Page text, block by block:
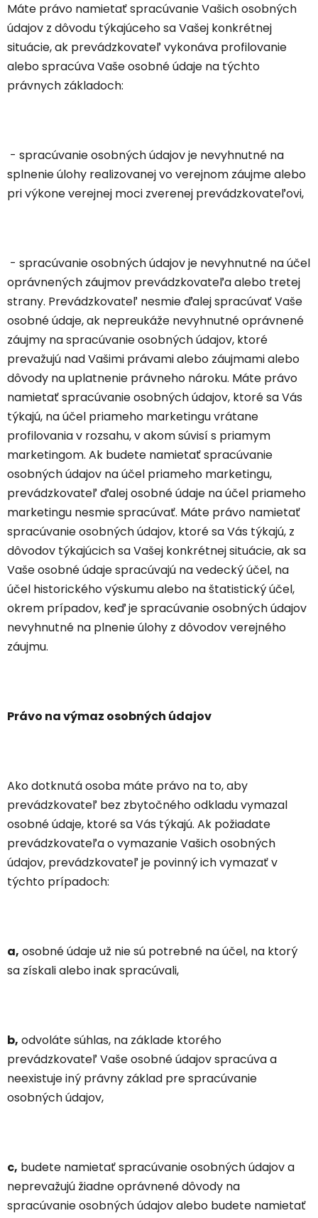
Máte právo namietať spracúvanie Vašich osobných
údajov z dôvodu týkajúceho sa Vašej konkrétnej
situácie, ak prevádzkovateľ vykonáva profilovanie
alebo spracúva Vaše osobné údaje na týchto
právnych základoch:
- spracúvanie osobných údajov je nevyhnutné na
splnenie úlohy realizovanej vo verejnom záujme alebo
pri výkone verejnej moci zverenej prevádzkovateľovi,
- spracúvanie osobných údajov je nevyhnutné na účel
oprávnených záujmov prevádzkovateľa alebo tretej
strany. Prevádzkovateľ nesmie ďalej spracúvať Vaše
osobné údaje, ak nepreukáže nevyhnutné oprávnené
záujmy na spracúvanie osobných údajov, ktoré
prevažujú nad Vašimi právami alebo záujmami alebo
dôvody na uplatnenie právneho nároku. Máte právo
namietať spracúvanie osobných údajov, ktoré sa Vás
týkajú, na účel priameho marketingu vrátane
profilovania v rozsahu, v akom súvisí s priamym
marketingom. Ak budete namietať spracúvanie
osobných údajov na účel priameho marketingu,
prevádzkovateľ ďalej osobné údaje na účel priameho
marketingu nesmie spracúvať. Máte právo namietať
spracúvanie osobných údajov, ktoré sa Vás týkajú, z
dôvodov týkajúcich sa Vašej konkrétnej situácie, ak sa
Vaše osobné údaje spracúvajú na vedecký účel, na
účel historického výskumu alebo na štatistický účel,
okrem prípadov, keď je spracúvanie osobných údajov
nevyhnutné na plnenie úlohy z dôvodov verejného
záujmu.
Právo na výmaz osobných údajov
Ako dotknutá osoba máte právo na to, aby
prevádzkovateľ bez zbytočného odkladu vymazal
osobné údaje, ktoré sa Vás týkajú. Ak požiadate
prevádzkovateľa o vymazanie Vašich osobných
údajov, prevádzkovateľ je povinný ich vymazať v
týchto prípadoch:
a, osobné údaje už nie sú potrebné na účel, na ktorý
sa získali alebo inak spracúvali,
b, odvoláte súhlas, na základe ktorého
prevádzkovateľ Vaše osobné údajov spracúva a
neexistuje iný právny základ pre spracúvanie
osobných údajov,
c, budete namietať spracúvanie osobných údajov a
neprevažujú žiadne oprávnené dôvody na
spracúvanie osobných údajov alebo budete namietať